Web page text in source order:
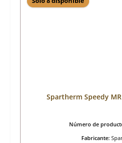
Spartherm Speedy
Número de
Fabricante: